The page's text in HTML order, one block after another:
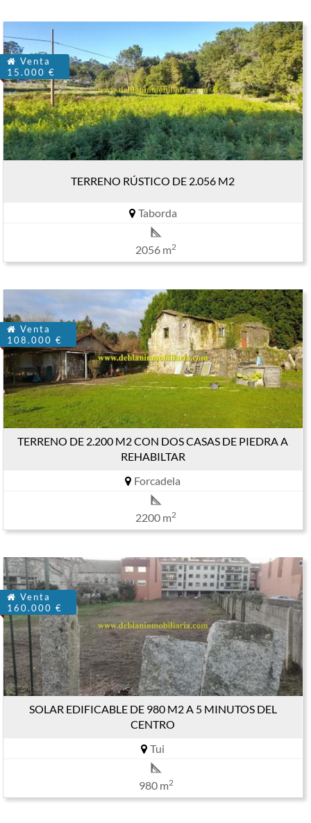
Venta
15.000 €
TERRENO RÚSTICO DE 2.056 M2
Taborda
2056 m2
Venta
108.000 €
TERRENO DE 2.200 M2 CON DOS CASAS DE PIEDRA A
REHABILTAR
Forcadela
2200 m2
Venta
160.000 €
SOLAR EDIFICABLE DE 980 M2 A 5 MINUTOS DEL
CENTRO
Tui
980 m2